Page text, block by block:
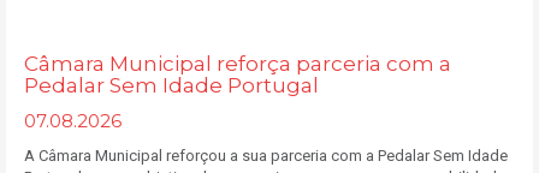
Câmara Municipal reforça parceria com a
Pedalar Sem Idade Portugal
07.08.2026
A Câmara Municipal reforçou a sua parceria com a Pedalar Sem Idade